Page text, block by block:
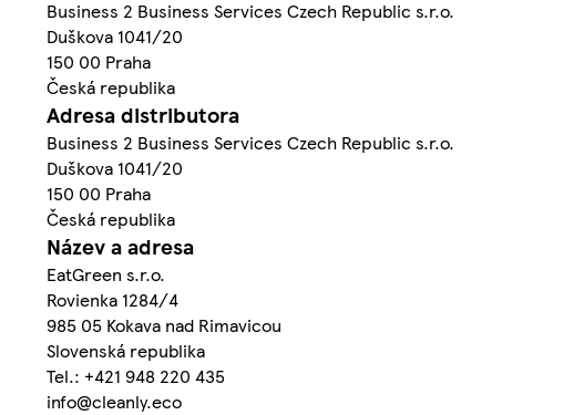
Business 2 Business Services Czech Republic s.r.o.
Duškova 1041/20
150 00 Praha
Česká republika
Adresa distributora
Business 2 Business Services Czech Republic s.r.o.
Duškova 1041/20
150 00 Praha
Česká republika
Název a adresa
EatGreen s.r.o.
Rovienka 1284/4
985 05 Kokava nad Rimavicou
Slovenská republika
Tel.: +421 948 220 435
info@cleanly.eco